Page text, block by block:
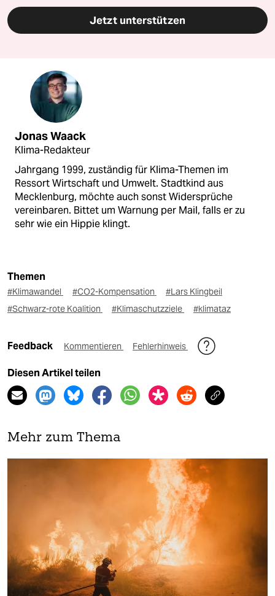
Jetzt unterstützen
Jonas Waack
Klima-Redakteur
Jahrgang 1999, zuständig für Klima-Themen im
Ressort Wirtschaft und Umwelt. Stadtkind aus
Mecklenburg, möchte auch sonst Widersprüche
vereinbaren. Bittet um Warnung per Mail, falls er zu
sehr wie ein Hippie klingt.
Themen
#Klimawandel #CO2-Kompensation
#Lars Klingbeil
#Schwarz-rote Koalition
#Klimaschutzziele #klimataz
Feedback Kommentieren Fehlerhinweis
Diesen Artikel teilen
Mehr zum Thema